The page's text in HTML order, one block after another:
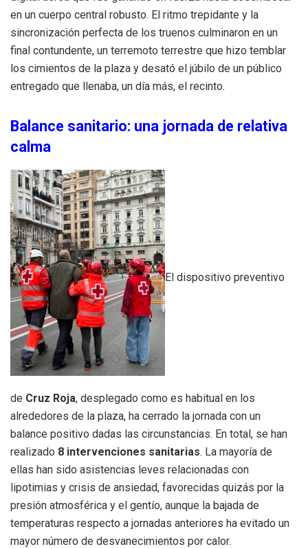
en un cuerpo central robusto. El ritmo trepidante y la
sincronización perfecta de los truenos culminaron en un
final contundente, un terremoto terrestre que hizo temblar
los cimientos de la plaza y desató el júbilo de un público
entregado que llenaba, un día más, el recinto.
Balance sanitario: una jornada de relativa
calma
El dispositivo preventivo
de Cruz Roja, desplegado como es habitual en los
alrededores de la plaza, ha cerrado la jornada con un
balance positivo dadas las circunstancias. En total, se han
realizado 8 intervenciones sanitarias. La mayoría de
ellas han sido asistencias leves relacionadas con
lipotimias y crisis de ansiedad, favorecidas quizás por la
presión atmosférica y el gentío, aunque la bajada de
temperaturas respecto a jornadas anteriores ha evitado un
mayor número de desvanecimientos por calor.